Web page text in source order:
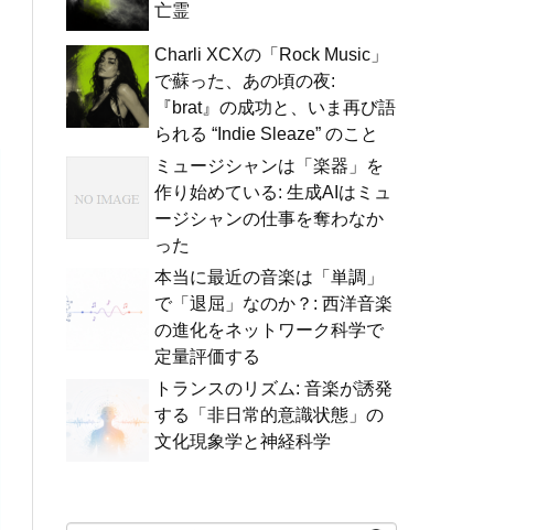
亡霊
Charli XCXの「Rock Music」
で蘇った、あの頃の夜:
『brat』の成功と、いま再び語
られる “Indie Sleaze” のこと
ミュージシャンは「楽器」を
作り始めている: 生成AIはミュ
ージシャンの仕事を奪わなか
った
本当に最近の音楽は「単調」
で「退屈」なのか？: 西洋音楽
の進化をネットワーク科学で
定量評価する
トランスのリズム: 音楽が誘発
する「非日常的意識状態」の
文化現象学と神経科学